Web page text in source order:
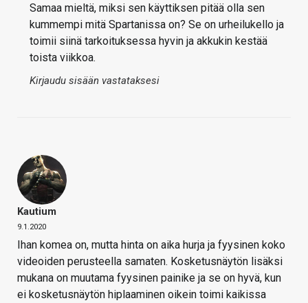
Samaa mieltä, miksi sen käyttiksen pitää olla sen
kummempi mitä Spartanissa on? Se on urheilukello ja
toimii siinä tarkoituksessa hyvin ja akkukin kestää
toista viikkoa.
Kirjaudu sisään vastataksesi
Kautium
9.1.2020
Ihan komea on, mutta hinta on aika hurja ja fyysinen koko
videoiden perusteella samaten. Kosketusnäytön lisäksi
mukana on muutama fyysinen painike ja se on hyvä, kun
ei kosketusnäytön hiplaaminen oikein toimi kaikissa